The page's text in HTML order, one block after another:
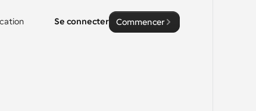
Se connecter Commencer